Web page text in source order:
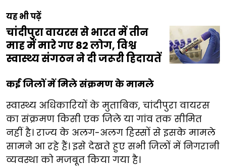
यह भी पढ़ें
चांदीपुरा वायरस से भारत में तीन
माह में मारे गए 82 लोग, विश्व
स्वास्थ्य संगठन ने दी जरूरी हिदायतें
कई जिलों में मिले संक्रमण के मामले
स्वास्थ्य अधिकारियों के मुताबिक, चांदीपुरा वायरस
का संक्रमण किसी एक जिले या गांव तक सीमित
नहीं है। राज्य के अलग-अलग हिस्सों से इसके मामले
सामने आ रहे हैं। इसे देखते हुए सभी जिलों में निगरानी
व्यवस्था को मजबूत किया गया है।